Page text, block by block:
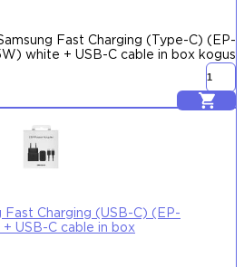
Fast Charging (Type-C) (EP-
white + USB-C cable in box kogus
Lisa korvi
Fast Charging (USB-C) (EP-
USB-C cable in box